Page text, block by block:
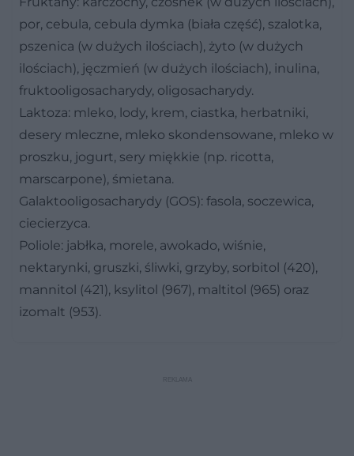
por, cebula, cebula dymka (biała część), szalotka,
pszenica (w dużych ilościach), żyto (w dużych
ilościach), jęczmień (w dużych ilościach), inulina,
fruktooligosacharydy, oligosacharydy.
Laktoza: mleko, lody, krem, ciastka, herbatniki,
desery mleczne, mleko skondensowane, mleko w
proszku, jogurt, sery miękkie (np. ricotta,
marscarpone), śmietana.
Galaktooligosacharydy (GOS): fasola, soczewica,
ciecierzyca.
Poliole: jabłka, morele, awokado, wiśnie,
nektarynki, gruszki, śliwki, grzyby, sorbitol (420),
mannitol (421), ksylitol (967), maltitol (965) oraz
izomalt (953).